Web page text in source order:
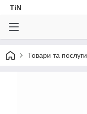
TiN
Товари та послуги